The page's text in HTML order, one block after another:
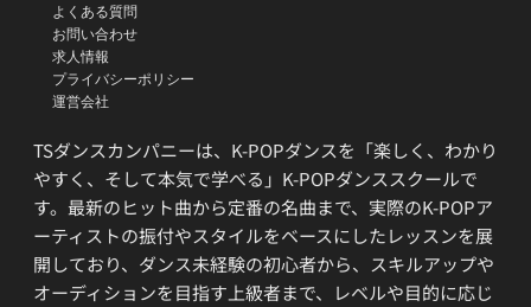
TSダンスカンパニーは、K-POPダンスを「楽しく、わかり
やすく、そして本気で学べる」K-POPダンススクールで
す。最新のヒット曲から定番の名曲まで、実際のK-POPア
ーティストの振付やスタイルをベースにしたレッスンを展
開しており、ダンス未経験の初心者から、スキルアップや
オーディションを目指す上級者まで、レベルや目的に応じ
よくある質問
お問い合わせ
求人情報
プライバシーポリシー
運営会社